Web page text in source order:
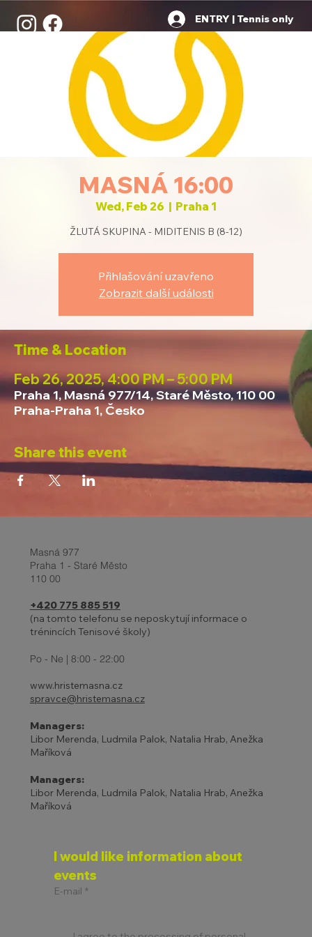
ENTRY | Tennis only
MASNÁ 16:00
Wed, Feb 26
  |
Praha 1
ŽLUTÁ SKUPINA - MIDITENIS B (8-12)
Přihlašování uzavřeno
Zobrazit další události
Time & Location
Feb 26, 2025, 4:00 PM – 5:00 PM
Praha 1, Masná 977/14, Staré Město, 110 00
Praha-Praha 1, Česko
Share this event
Masná 977
Praha 1 - Staré Město
110 00
+420 775 885 519
(na tomto telefonu se neposkytují informace o
trénincích Tenisové školy)
Po - Ne | 8:00 - 22:00
www.hristemasna.cz
spravce@hristemasna.cz
Managers:
Libor Merenda, Ludmila Palok, Natalia Hrab, Anežka
Maříková
Managers:
Libor Merenda, Ludmila Palok, Natalia Hrab, Anežka
Maříková
I would like information about
events
E-mail *